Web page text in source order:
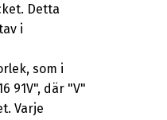
Detta
i
som i
91V", där "V"
Varje